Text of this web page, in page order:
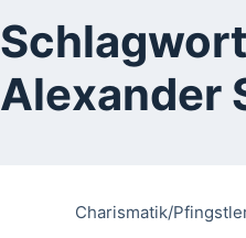
Schlagwort
Alexander
Charismatik/